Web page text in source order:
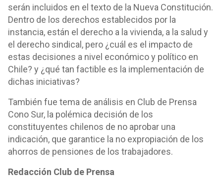
serán incluidos en el texto de la Nueva Constitución.
Dentro de los derechos establecidos por la
instancia, están el derecho a la vivienda, a la salud y
el derecho sindical, pero ¿cuál es el impacto de
estas decisiones a nivel económico y político en
Chile? y ¿qué tan factible es la implementación de
dichas iniciativas?
También fue tema de análisis en Club de Prensa
Cono Sur, la polémica decisión de los
constituyentes chilenos de no aprobar una
indicación, que garantice la no expropiación de los
ahorros de pensiones de los trabajadores.
Redacción Club de Prensa